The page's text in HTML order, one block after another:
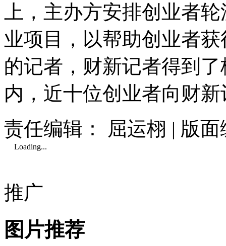
上，主办方安排创业者
业项目，以帮助创业者
的记者，财新记者得到
内，近十位创业者向财
责任编辑： 屈运栩 | 版
Loading...
推广
图片推荐